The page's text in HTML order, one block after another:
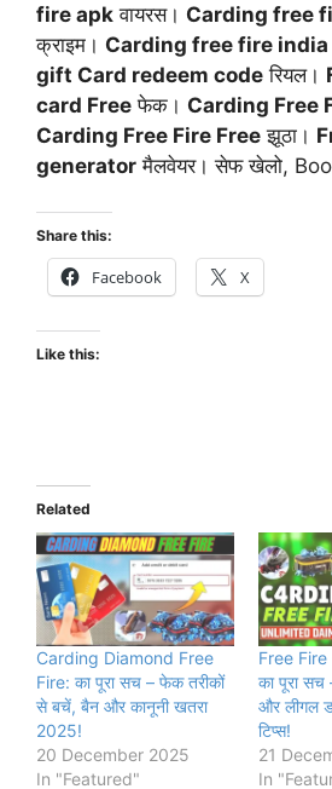
fire apk वायरस। Carding free
क्राइम। Carding free fire india
gift Card redeem code रियल।
card Free फेक। Carding Free
Carding Free Fire Free झूठा।
generator मैलवेयर। सेफ खेलो,
Share this:
Facebook X
Like this:
Related
Carding Diamond Free
Fire: का पूरा सच – फेक तरीकों
से बचें, बैन और कानूनी खतरा
2025!
20 December 2025
In "Featured"
Free
का पूरा
और लीगल
टिप्स!
21
In